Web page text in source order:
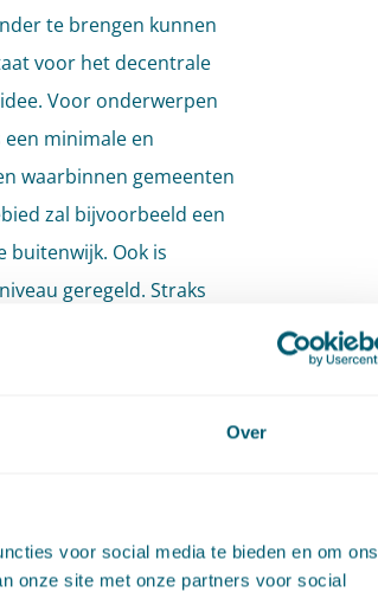
Over
voor social media te bieden en om ons
onze site met onze partners voor social
te brengen kunnen
voor het decentrale
Voor onderwerpen
minimale en
waarbinnen gemeenten
zal bijvoorbeeld een
buitenwijk. Ook is
geregeld. Straks
bepaalde taken naar
van provincie
wordt voor de